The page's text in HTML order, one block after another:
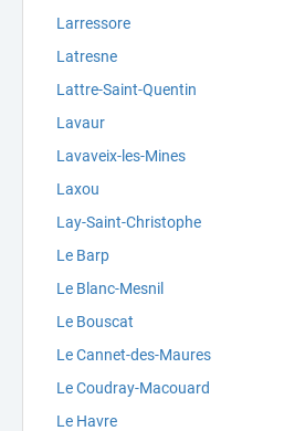
Larressore
Latresne
Lattre-Saint-Quentin
Lavaur
Lavaveix-les-Mines
Laxou
Lay-Saint-Christophe
Le Barp
Le Blanc-Mesnil
Le Bouscat
Le Cannet-des-Maures
Le Coudray-Macouard
Le Havre